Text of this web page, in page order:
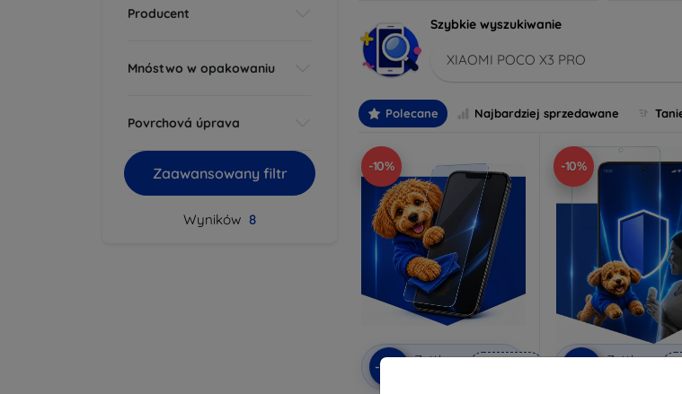
Producent
Mnóstwo w opakowaniu
Povrchová úprava
Zaawansowany filtr
Wyników 8
Szybkie wyszukiwanie
XIAOMI POCO X3 PRO
Polecane Najbardziej sprzedawane
-10%
-10%
Zniżka z
-10%
Zniżka z